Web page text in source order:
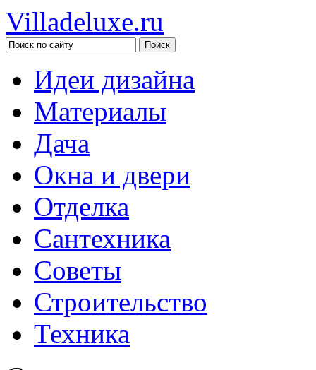
Villadeluxe.ru
Идеи дизайна
Материалы
Дача
Окна и двери
Отделка
Сантехника
Советы
Строительство
Техника